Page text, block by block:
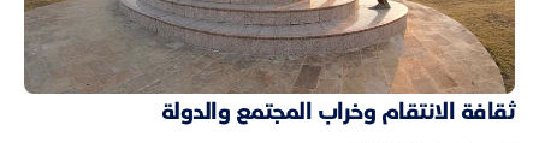
ثقافة الانتقام وخراب المجتمع والدولة